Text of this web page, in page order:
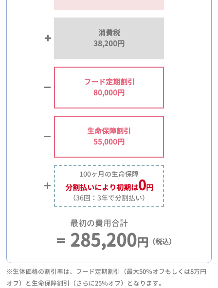
消費税
38,200円
フード定期割引
80,000円
生命保障割引
55,000円
100ヶ月の生命保障
分割払いにより初期は0円
（36回：3年で分割払い）
最初の費用合計
285,200円 （税込）
※生体価格の割引率は、フード定期割引（最大50％オフもしくは8万円
オフ）と生命保障割引（さらに25％オフ）となります。